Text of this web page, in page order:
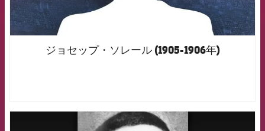
ジョセップ・ソレール (1905-1906年)
FCB Barcelona badge